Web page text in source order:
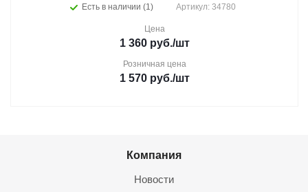
Есть в наличии (1)
Артикул: 34780
Цена
1 360 руб./шт
Розничная цена
1 570 руб./шт
Компания
Новости